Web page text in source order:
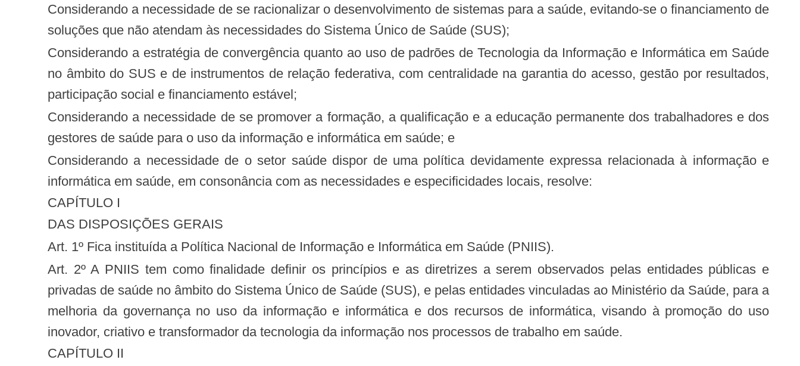
Considerando a necessidade de se racionalizar o desenvolvimento de sistemas para a saúde, evitando-se o financiamento de
soluções que não atendam às necessidades do Sistema Único de Saúde (SUS);
Considerando a estratégia de convergência quanto ao uso de padrões de Tecnologia da Informação e Informática em Saúde
no âmbito do SUS e de instrumentos de relação federativa, com centralidade na garantia do acesso, gestão por resultados,
participação social e financiamento estável;
Considerando a necessidade de se promover a formação, a qualificação e a educação permanente dos trabalhadores e dos
gestores de saúde para o uso da informação e informática em saúde; e
Considerando a necessidade de o setor saúde dispor de uma política devidamente expressa relacionada à informação e
informática em saúde, em consonância com as necessidades e especificidades locais, resolve:
CAPÍTULO I
DAS DISPOSIÇÕES GERAIS
Art. 1º Fica instituída a Política Nacional de Informação e Informática em Saúde (PNIIS).
Art. 2º A PNIIS tem como finalidade definir os princípios e as diretrizes a serem observados pelas entidades públicas e
privadas de saúde no âmbito do Sistema Único de Saúde (SUS), e pelas entidades vinculadas ao Ministério da Saúde, para a
melhoria da governança no uso da informação e informática e dos recursos de informática, visando à promoção do uso
inovador, criativo e transformador da tecnologia da informação nos processos de trabalho em saúde.
CAPÍTULO II